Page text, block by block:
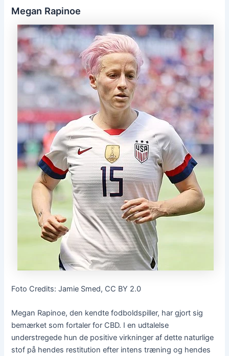
Megan Rapinoe
Foto Credits: Jamie Smed, CC BY 2.0
Megan Rapinoe, den kendte fodboldspiller, har gjort sig
bemærket som fortaler for CBD. I en udtalelse
understregede hun de positive virkninger af dette naturlige
stof på hendes restitution efter intens træning og hendes